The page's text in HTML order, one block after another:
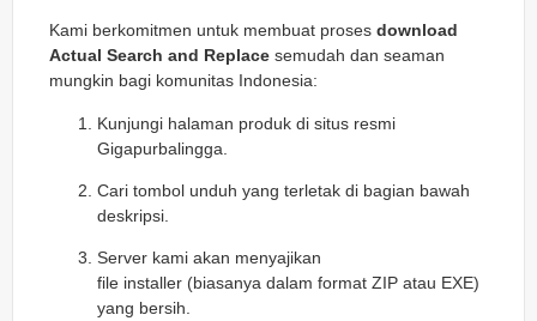
Kami berkomitmen untuk membuat proses download
Actual Search and Replace semudah dan seaman
mungkin bagi komunitas Indonesia:
Kunjungi halaman produk di situs resmi
Gigapurbalingga.
Cari tombol unduh yang terletak di bagian bawah
deskripsi.
Server kami akan menyajikan
file installer (biasanya dalam format ZIP atau EXE)
yang bersih.